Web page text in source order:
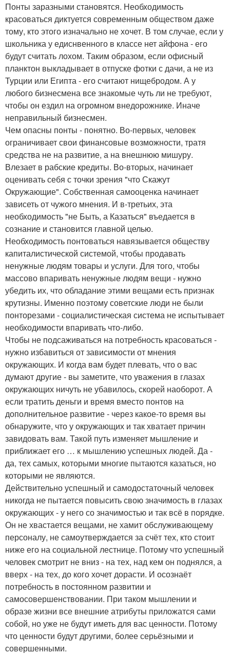
Понты заразными становятся. Необходимость
красоваться диктуется современным обществом даже
тому, кто этого изначально не хочет. В том случае, если у
школьника у едиснвенного в классе нет айфона - его
будут считать лохом. Таким образом, если офисный
планктон выкладывает в отпуске фотки с дачи, а не из
Турции или Египта - его считают нищебродом. А у
любого бизнесмена все знакомые чуть ли не требуют,
чтобы он ездил на огромном внедорожнике. Иначе
неправильный бизнесмен.
Чем опасны понты - понятно. Во-первых, человек
ограничивает свои финансовые возможности, тратя
средства не на развитие, а на внешнюю мишуру.
Влезает в рабские кредиты. Во-вторых, начинает
оценивать себя с точки зрения "что Скажут
Окружающие". Собственная самооценка начинает
зависеть от чужого мнения. И в-третьих, эта
необходимость "не Быть, а Казаться" въедается в
сознание и становится главной целью.
Необходимость понтоваться навязывается обществу
капиталистической системой, чтобы продавать
ненужные людям товары и услуги. Для того, чтобы
массово впаривать ненужные людям вещи - нужно
убедить их, что обладание этими вещами есть признак
крутизны. Именно поэтому советские люди не были
понторезами - социалистическая система не испытывает
необходимости впаривать что-либо.
Чтобы не подсаживаться на потребность красоваться -
нужно избавиться от зависимости от мнения
окружающих. И когда вам будет плевать, что о вас
думают другие - вы заметите, что уважения в глазах
окружающих ничуть не убавилось, скорей наоборот. А
если тратить деньги и время вместо понтов на
дополнительное развитие - через какое-то время вы
обнаружите, что у окружающих и так хватает причин
завидовать вам. Такой путь изменяет мышление и
приближает его … к мышлению успешных людей. Да -
да, тех самых, которыми многие пытаются казаться, но
которыми не являются.
Действительно успешный и самодостаточный человек
никогда не пытается повысить свою значимость в глазах
окружающих - у него со значимостью и так всё в порядке.
Он не хвастается вещами, не хамит обслуживающему
персоналу, не самоутверждается за счёт тех, кто стоит
ниже его на социальной лестнице. Потому что успешный
человек смотрит не вниз - на тех, над кем он поднялся, а
вверх - на тех, до кого хочет дорасти. И осознаёт
потребность в постоянном развитии и
самосовершенствовании. При таком мышлении и
образе жизни все внешние атрибуты приложатся сами
собой, но уже не будут иметь для вас ценности. Потому
что ценности будут другими, более серьёзными и
совершенными.